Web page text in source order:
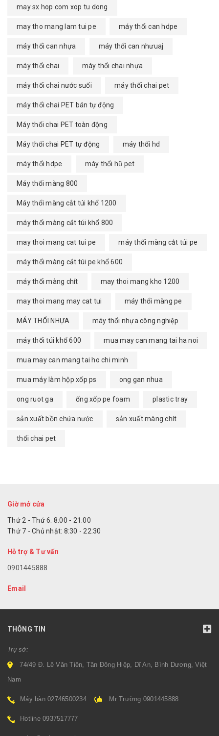
may sx hop com xop tu dong
may tho mang lam tui pe máy thổi can hdpe
máy thổi can nhựa máy thổi can nhưuaj
máy thổi chai máy thổi chai nhựa
máy thổi chai nước suối máy thổi chai pet
máy thổi chai PET bán tự động
Máy thổi chai PET toàn động
Máy thổi chai PET tự động máy thổi hd
máy thổi hdpe máy thổi hũ pet
Máy thổi màng 800
Máy thổi màng cắt túi khổ 1200
máy thổi màng cắt túi khổ 800
may thoi mang cat tui pe máy thổi màng cắt túi pe
máy thổi màng cắt túi pe khổ 600
máy thổi màng chít may thoi mang kho 1200
may thoi mang may cat tui máy thổi màng pe
MÁY THỔI NHỰA máy thổi nhựa công nghiệp
máy thổi túi khổ 600 mua may can mang tai ha noi
mua may can mang tai ho chi minh
mua máy làm hộp xốp ps ong gan nhua
ong ruot ga ống xốp pe foam plastic tray
sản xuất bồn chứa nước sản xuất màng chít
thổi chai pet
Giờ mở cửa
Thứ 2 - Thứ 6: 8:00 - 21:00
Thứ 7 - Chủ nhật: 8:30 - 22:30
Hỗ trợ & Tư vấn
0901445888
Email
THÔNG TIN
Trụ sở:
74/49 Đ. Lê Văn Tiên, Tân Đông Hiệp, Dĩ An, Bình Dương, Việt
Nam
Máy bàn 02746500234 Mr Trường 0901445888
Hotline 0937517777